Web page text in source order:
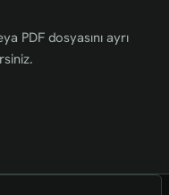
PDF dosyasını ayrı